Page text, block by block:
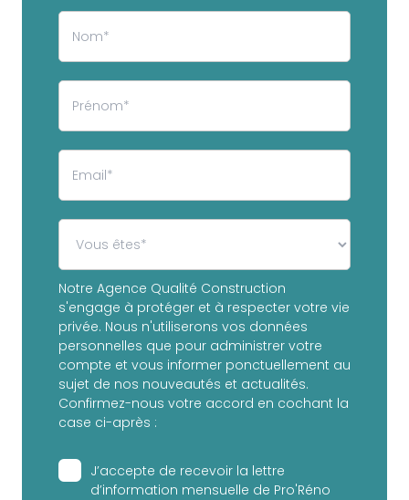
Notre Agence Qualité Construction
s'engage à protéger et à respecter votre vie
privée. Nous n'utiliserons vos données
personnelles que pour administrer votre
compte et vous informer ponctuellement au
sujet de nos nouveautés et actualités.
Confirmez-nous votre accord en cochant la
case ci-après :
J’accepte de recevoir la lettre
d’information mensuelle de Pro'Réno